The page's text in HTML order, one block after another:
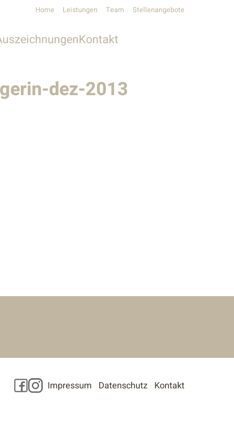
Kontakt
Pressekontakt
Home Leistungen Team Stellenangebote
dez-2013
Facebook
InstagramImpressum Datenschutz Kontakt